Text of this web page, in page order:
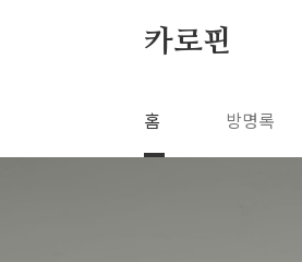
카로핀
홈 방명록